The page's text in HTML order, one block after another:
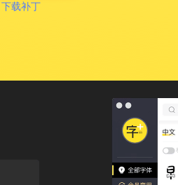
下载补丁